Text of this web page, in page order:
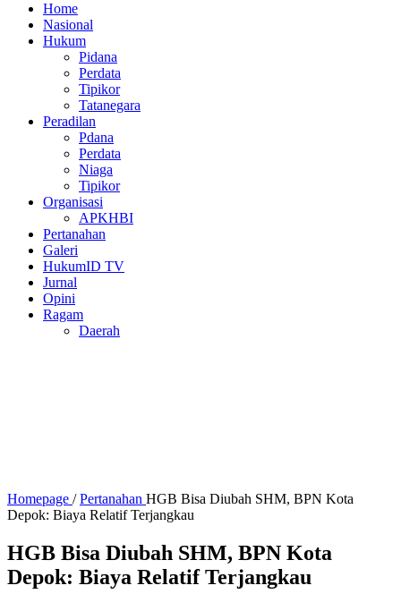
Home
Nasional
Hukum
Pidana
Perdata
Tipikor
Tatanegara
Peradilan
Pdana
Perdata
Niaga
Tipikor
Organisasi
APKHBI
Pertanahan
Galeri
HukumID TV
Jurnal
Opini
Ragam
Daerah
Homepage / Pertanahan HGB Bisa Diubah SHM, BPN Kota
Depok: Biaya Relatif Terjangkau
HGB Bisa Diubah SHM, BPN Kota
Depok: Biaya Relatif Terjangkau